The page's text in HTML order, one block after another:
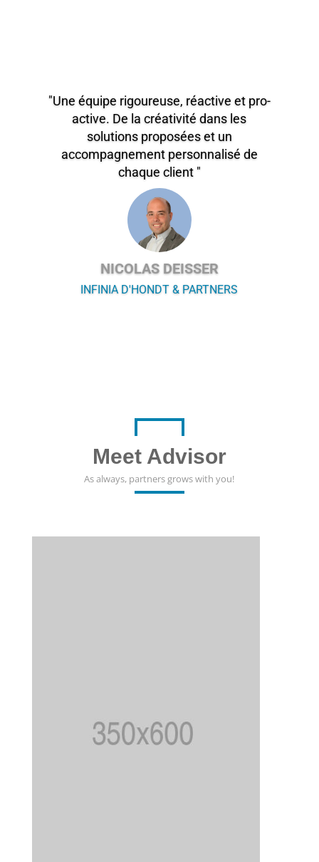
"Une équipe rigoureuse, réactive et pro-
active. De la créativité dans les
solutions proposées et un
accompagnement personnalisé de
chaque client "
NICOLAS DEISSER
INFINIA D'HONDT & PARTNERS
Meet Advisor
As always, partners grows with you!